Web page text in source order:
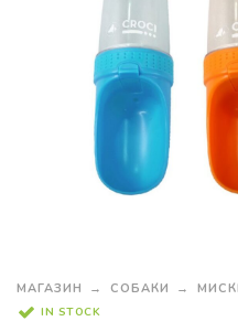
МАГАЗИН СОБАКИ
IN STOCK